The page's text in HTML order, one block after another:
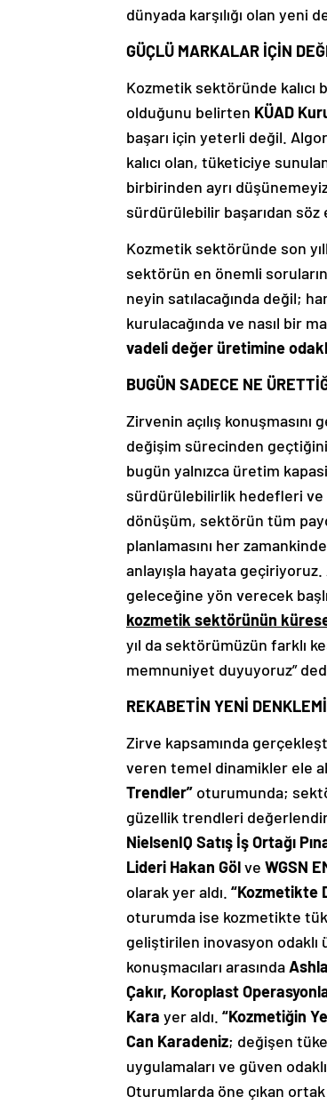
dünyada karşılığı olan yeni
GÜÇLÜ MARKALAR İÇİN
Kozmetik sektöründe kalıcı
olduğunu belirten KÜAD
başarı için yeterli değil.
kalıcı olan, tüketiciye
birbirinden ayrı
sürdürülebilir başarıdan söz
Kozmetik sektöründe son
sektörün en önemli
neyin satılacağında değil;
kurulacağında ve nasıl bir
vadeli değer üretimine
BUGÜN SADECE NE
Zirvenin açılış
değişim sürecinden
bugün yalnızca üretim
sürdürülebilirlik hedefleri
dönüşüm, sektörün tüm
planlamasını her
anlayışla hayata
geleceğine yön verecek
kozmetik sektörünün
yıl da sektörümüzün farklı
memnuniyet duyuyoruz”
REKABETİN YENİ
Zirve kapsamında
veren temel dinamikler ele
Trendler” oturumunda;
güzellik trendleri
NielsenIQ Satış İş Ortağı
Lideri Hakan Gölve WGSN
olarak yer aldı. “Kozmetikte
oturumda ise kozmetikte
geliştirilen inovasyon odaklı
konuşmacıları arasında
Çakır, Koroplast
Kara yer aldı. “Kozmetiğin
Can Karadeniz; değişen
uygulamaları ve güven
Oturumlarda öne çıkan